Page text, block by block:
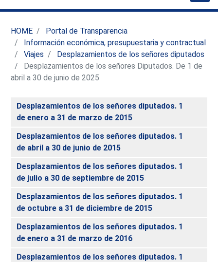
HOME
Portal de Transparencia
Información económica, presupuestaria y contractual
Viajes
Desplazamientos de los señores diputados
Desplazamientos de los señores Diputados. De 1 de
abril a 30 de junio de 2025
Desplazamientos de los señores diputados. 1
de enero a 31 de marzo de 2015
Desplazamientos de los señores diputados. 1
de abril a 30 de junio de 2015
Desplazamientos de los señores diputados. 1
de julio a 30 de septiembre de 2015
Desplazamientos de los señores diputados. 1
de octubre a 31 de diciembre de 2015
Desplazamientos de los señores diputados. 1
de enero a 31 de marzo de 2016
Desplazamientos de los señores diputados. 1